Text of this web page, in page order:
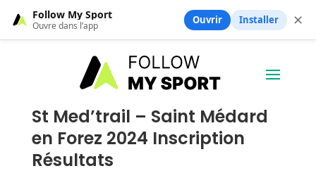
St Med’trail – Saint Médard
en Forez 2024 Inscription
Résultats
Follow My Sport
Ouvre dans l’app Ouvrir Installer ✕